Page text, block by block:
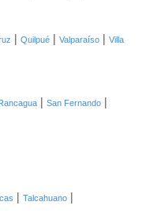
| Quilpué | Valparaíso | Villa
Rancagua | San Fernando |
| Talcahuano |